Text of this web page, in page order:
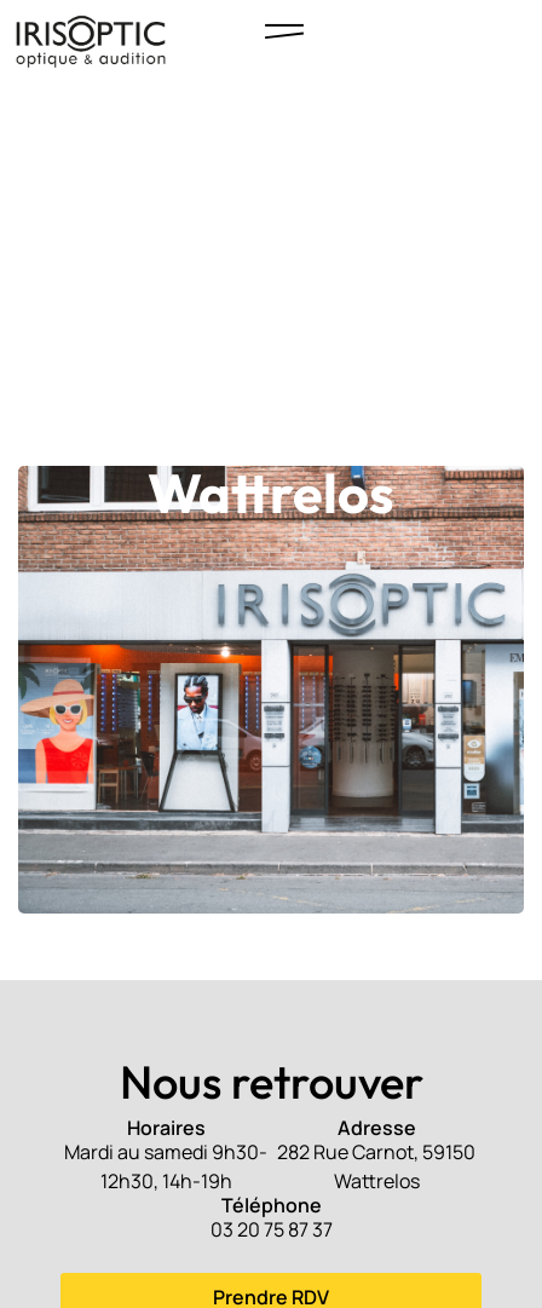
Wattrelos
Nous retrouver
Horaires
Adresse
Mardi au samedi 9h30-
12h30, 14h-19h
282 Rue Carnot, 59150
Wattrelos
Téléphone
03 20 75 87 37
Prendre RDV